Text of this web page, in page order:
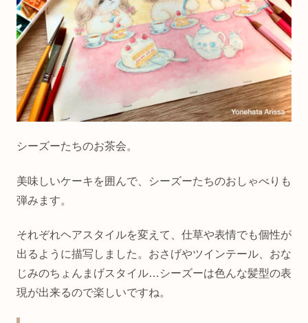
シーズーたちのお茶会。
美味しいケーキを囲んで、シーズーたちのおしゃべりも
弾みます。
それぞれヘアスタイルを変えて、仕草や表情でも個性が
出るように描写しました。おさげやツインテール、おな
じみのちょんまげスタイル…シーズーは色んな髪型の表
現が出来るので楽しいですね。